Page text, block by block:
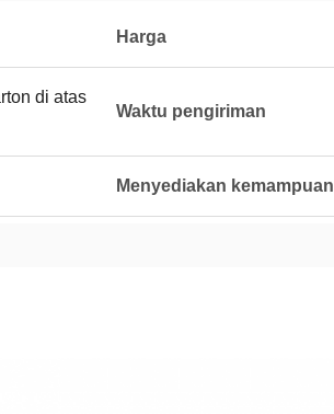
Harga
di atas
Waktu pengiriman
Menyediakan kemampuan